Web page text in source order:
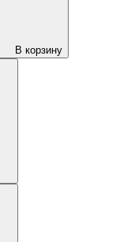
В корзину